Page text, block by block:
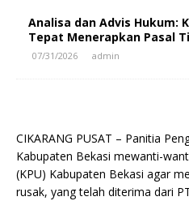
Analisa dan Advis Hukum:
Tepat Menerapkan Pasal
07/31/2026 admin
CIKARANG PUSAT – Panitia
Kabupaten Bekasi mewanti-
(KPU) Kabupaten Bekasi agar
rusak, yang telah diterima dari